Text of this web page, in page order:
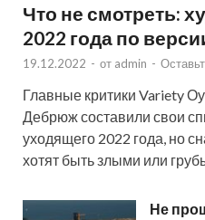
Что не смотреть:
2022 года по
19.12.2022 - от admin -
Главные критики Variety
Дебрюж составили свои
уходящего 2022 года, но
хотят быть злыми или
Не